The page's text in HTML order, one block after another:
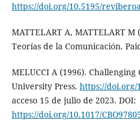
https://doi.org/10.5195/
MATTELART A, MATTELART
Teorías de la Comunicación.
MELUCCI A (1996). Challenging
University Press. https://doi.org/
acceso 15 de julio de 2023. DOI:
https://doi.org/10.1017/